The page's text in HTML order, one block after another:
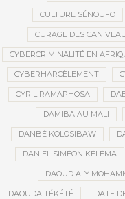
CULTURE SÉNOUFO
CURAGE DES
CYBERCRIMINALITÉ EN
CYBERHARCÈLEMENT
CYRIL RAMAPHOSA
DAMIBA AU MALI
DANBÉ KOLOSIBAW
DANIEL SIMÉON KÉLÉMA
DAOUD ALY
DAOUDA TÉKÉTÉ DATE